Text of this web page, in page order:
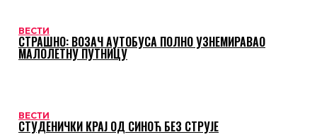
ВЕСТИ
СТРАШНО: ВОЗАЧ АУТОБУСА ПОЛНО УЗНЕМИРАВАО
МАЛОЛЕТНУ ПУТНИЦУ
ВЕСТИ
СТУДЕНИЧКИ КРАЈ ОД СИНОЋ БЕЗ СТРУЈЕ